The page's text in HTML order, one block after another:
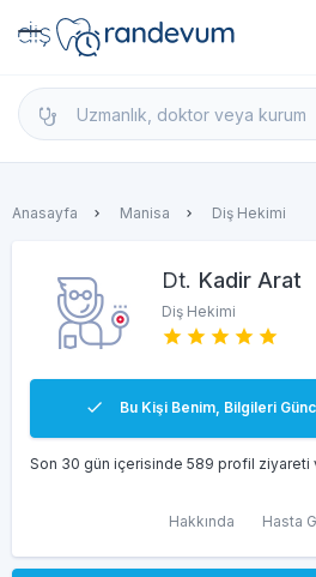
dishekimleri.net - Diş Hekimi
Anasayfa Manisa Diş Hekimi
Dt. Kadir Arat
Diş Hekimi
Bu Kişi Benim, Bilgileri
Son 30 gün içerisinde 589 profil ziyareti
Hakkında Hasta